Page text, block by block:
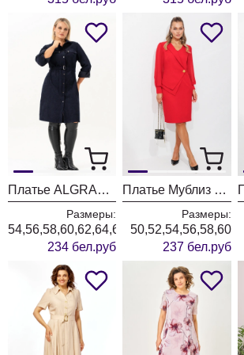
Платье ALGRANDA (Новелла Шарм) 4176
Размеры:
54,56,58,60,62,64,66
234 бел.руб
Платье Мублиз 342 красный
Размеры:
50,52,54,56,58,60
237 бел.руб